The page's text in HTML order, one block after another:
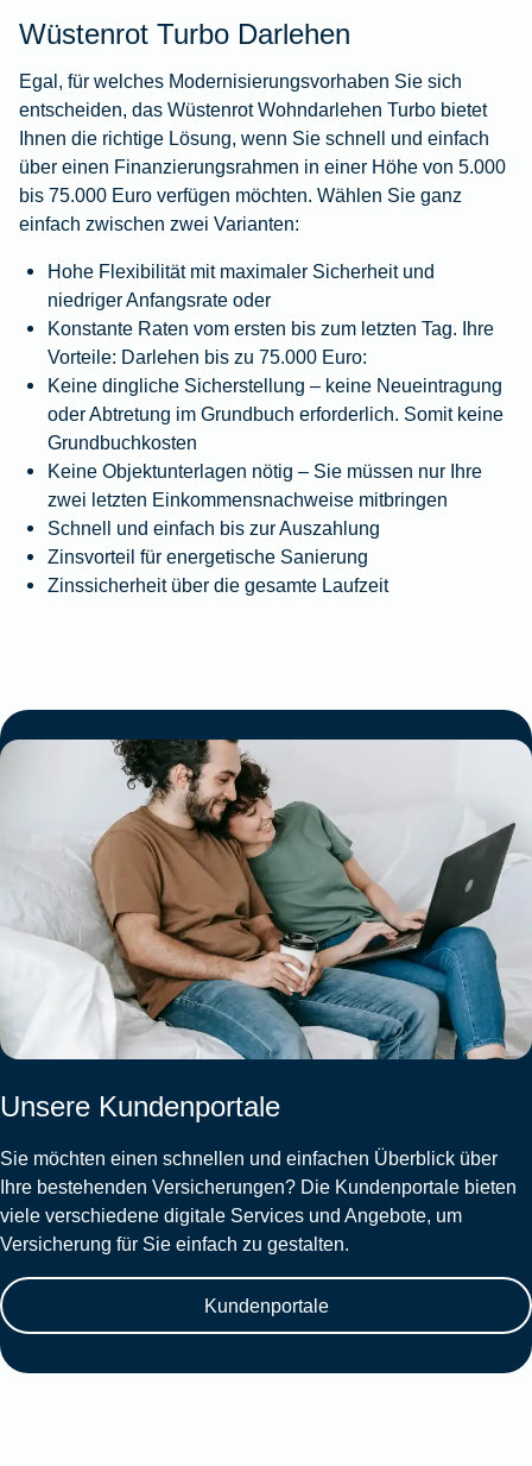
Wüstenrot Turbo Darlehen
Egal, für welches Modernisierungsvorhaben Sie sich
entscheiden, das Wüstenrot Wohndarlehen Turbo bietet
Ihnen die richtige Lösung, wenn Sie schnell und einfach
über einen Finanzierungsrahmen in einer Höhe von 5.000
bis 75.000 Euro verfügen möchten. Wählen Sie ganz
einfach zwischen zwei Varianten:
Hohe Flexibilität mit maximaler Sicherheit und
niedriger Anfangsrate oder
Konstante Raten vom ersten bis zum letzten Tag. Ihre
Vorteile: Darlehen bis zu 75.000 Euro:
Keine dingliche Sicherstellung – keine Neueintragung
oder Abtretung im Grundbuch erforderlich. Somit keine
Grundbuchkosten
Keine Objektunterlagen nötig – Sie müssen nur Ihre
zwei letzten Einkommensnachweise mitbringen
Schnell und einfach bis zur Auszahlung
Zinsvorteil für energetische Sanierung
Zinssicherheit über die gesamte Laufzeit
Unsere Kundenportale
Sie möchten einen schnellen und einfachen Überblick über
Ihre bestehenden Versicherungen? Die Kundenportale bieten
viele verschiedene digitale Services und Angebote, um
Versicherung für Sie einfach zu gestalten.
Kundenportale